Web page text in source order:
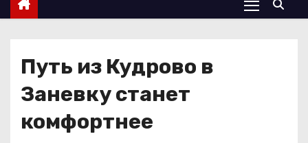
Путь из Кудрово в
Заневку станет
комфортнее